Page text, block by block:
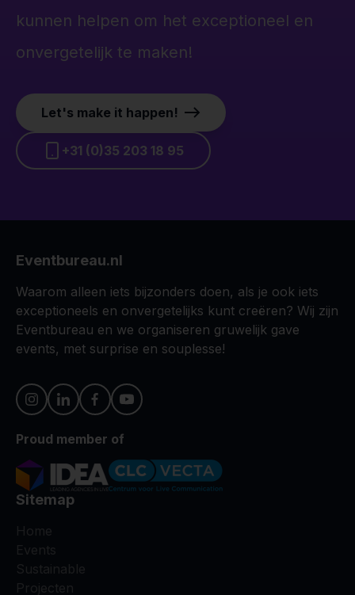
kunnen helpen om het exceptioneel en
onvergetelijk te maken!
Let's make it happen!
+31 (0)35 203 18 95
Eventbureau.nl
Waarom alleen iets bijzonders doen, als je ook iets
exceptioneels en onvergetelijks kunt creëren? Wij zijn
Eventbureau en we organiseren gruwelijk gave
events, met surprise en souplesse!
Proud member of
Sitemap
Home
Events
Sustainable
Projecten